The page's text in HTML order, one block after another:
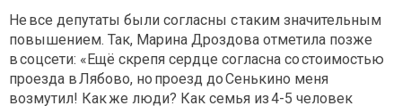
Не все депутаты были согласны с таким значительным
повышением. Так, Марина Дроздова отметила позже
в соцсети: «Ещё скрепя сердце согласна со стоимостью
проезда в Лябово, но проезд до Сенькино меня
возмутил! Как же люди? Как семья из 4-5 человек